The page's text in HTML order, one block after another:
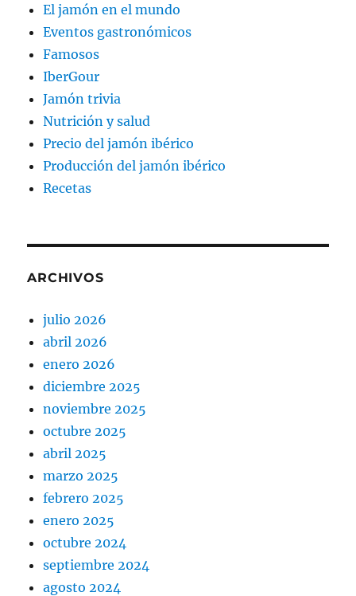
El jamón en el mundo
Eventos gastronómicos
Famosos
IberGour
Jamón trivia
Nutrición y salud
Precio del jamón ibérico
Producción del jamón ibérico
Recetas
ARCHIVOS
julio 2026
abril 2026
enero 2026
diciembre 2025
noviembre 2025
octubre 2025
abril 2025
marzo 2025
febrero 2025
enero 2025
octubre 2024
septiembre 2024
agosto 2024